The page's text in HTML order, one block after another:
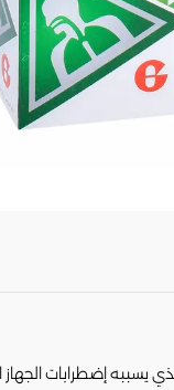
إضطرابات الجهاز